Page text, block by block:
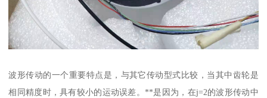
波形传动的一个重要特点是，与其它传动型式比较，当其中齿轮是
相同精度时，具有较小的运动误差。**是因为，在j=2的波形传动中